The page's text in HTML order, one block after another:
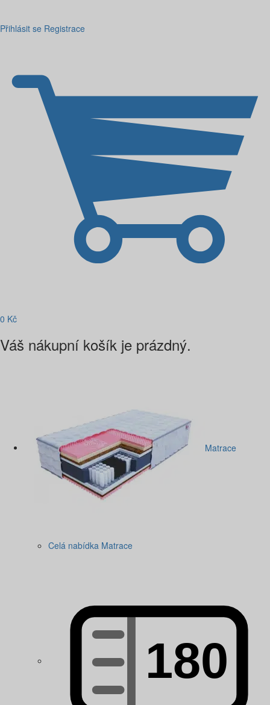
Přihlásit se Registrace
0 Kč
Váš nákupní košík je prázdný.
Matrace
Celá nabídka Matrace